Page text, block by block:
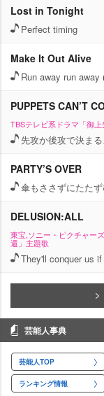
Lost in Tonight
Perfect timing
Make It Out Alive
Run away run away
PUPPETS CAN’T
TBSテレビ系ドラマ「御
先攻か後攻で決ま
PARTY’S OVER
傘もささずにたた
DELUSION:ALL
東宝,ソニー・ピクチャー
還」主題歌
They'll conquer us
芸能人事典
芸能人TOP
ランキング情報